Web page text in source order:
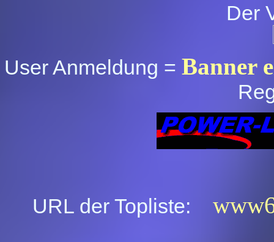
Der
User Anmeldung = Banner
URL der Topliste: